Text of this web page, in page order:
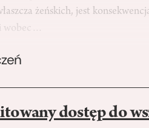
żeńskich, jest
wobec…
dostęp do